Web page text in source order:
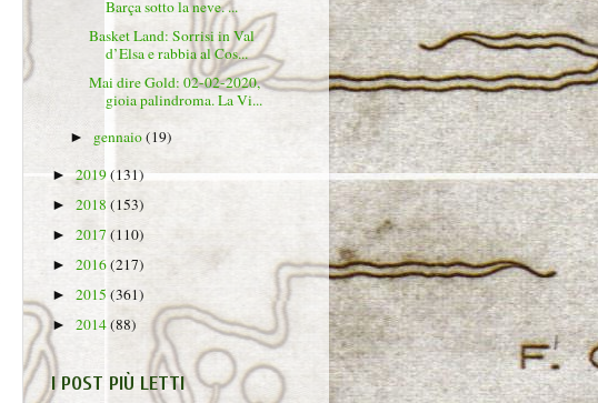
Barça sotto la neve. ...
Basket Land: Sorrisi in Val
d’Elsa e rabbia al Cos...
Mai dire Gold: 02-02-2020,
gioia palindroma. La Vi...
► gennaio(19)
► 2019(131)
► 2018 (153)
► 2017 (110)
► 2016(217)
► 2015 (361)
► 2014(88)
I POST PIÙ LETTI